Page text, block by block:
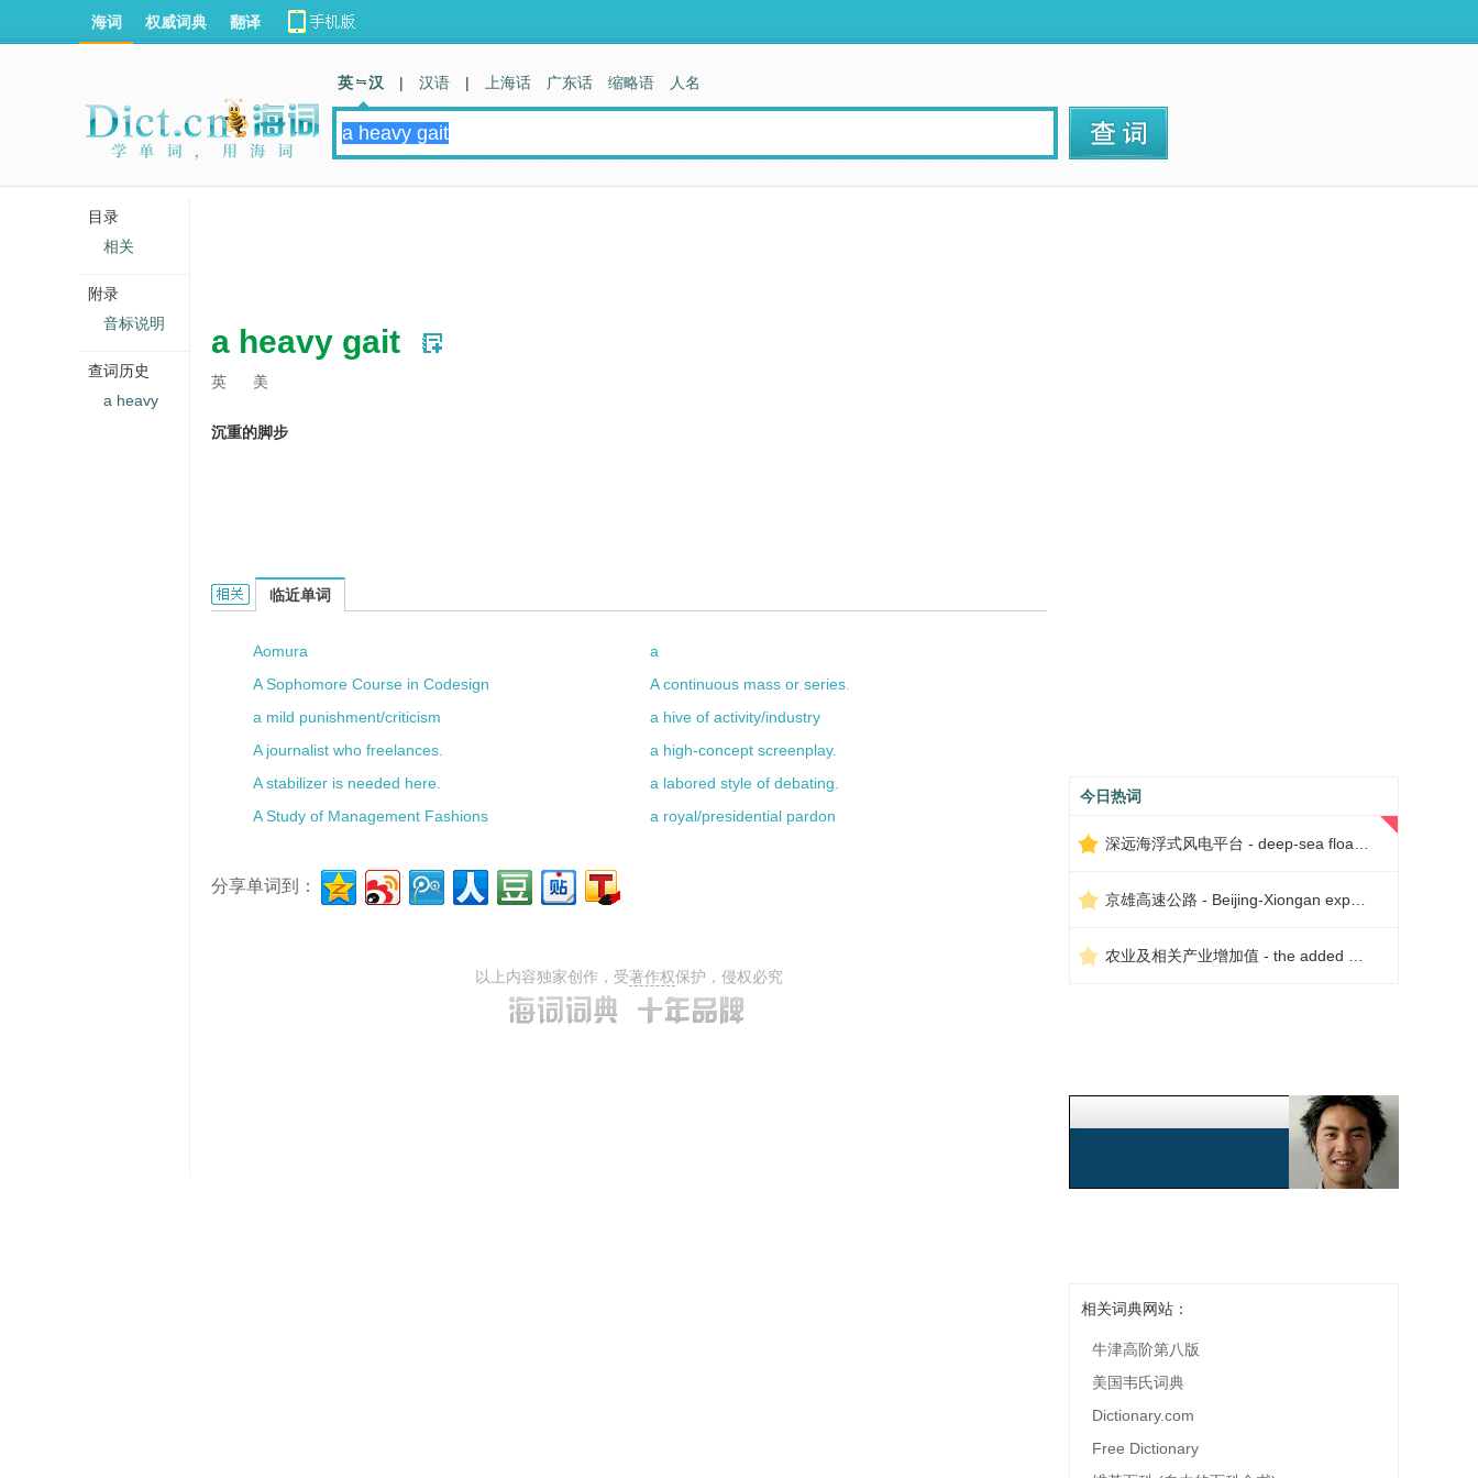
a heavy gait
英 美
沉重的脚步
a heavy gait的相关资料：
临近单词
Aomura
a
A Sophomore Course in Codesign
A continuous mass or series.
a mild punishment/criticism
a hive of activity/industry
A journalist who freelances.
a high-concept screenplay.
A stabilizer is needed here.
a labored style of debating.
A Study of Management Fashions
a royal/presidential pardon
分享单词到：
以上内容独家创作，受著作权保护，侵权必究
今日热词
相关词典网站：
牛津高阶第八版
美国韦氏词典
Dictionary.com
Free Dictionary
海词 权威词典 翻译
英 汉 | 汉语 | 上海话 广东话 缩略语 人名
目录
相关
附录
音标说明
查词历史
a heavy